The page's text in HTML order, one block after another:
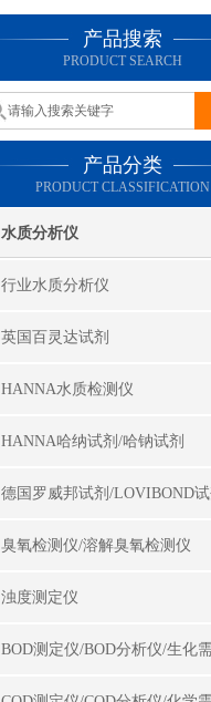
产品搜索
PRODUCT SEARCH
产品分类
PRODUCT CLASSIFICATION
水质分析仪
行业水质分析仪
英国百灵达试剂
HANNA水质检测仪
HANNA哈纳试剂/哈钠试剂
臭氧检测仪/溶解臭氧检测仪
浊度测定仪